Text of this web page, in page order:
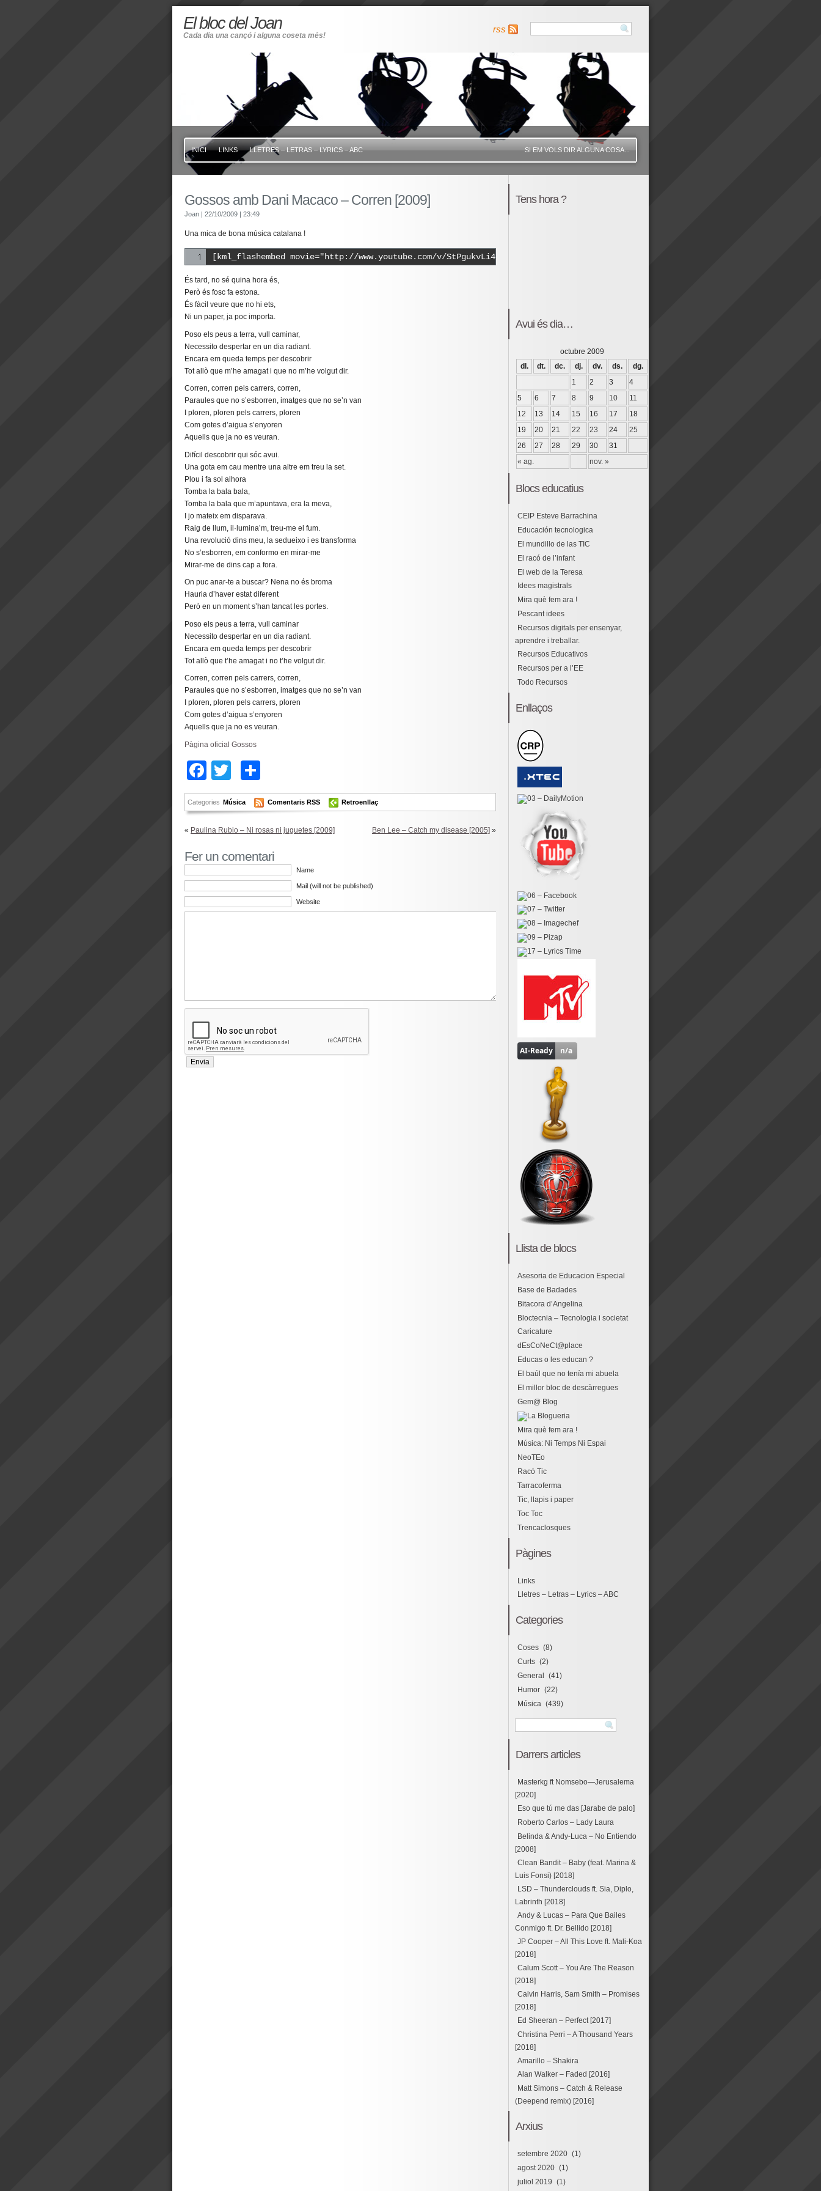
El bloc del Joan
Cada dia una cançó i alguna coseta més!
rss
INICI LINKS LLETRES – LETRAS – LYRICS – ABC SI EM VOLS DIR ALGUNA COSA...
Gossos amb Dani Macaco – Corren [2009]
Joan | 22/10/2009 | 23:49
Una mica de bona música catalana !
[kml_flashembed movie="http://www.youtube.com/v/StPgukvLi44" width="425" height="350" wmode="transparent" /]
És tard, no sé quina hora és,
Però és fosc fa estona.
És fàcil veure que no hi ets,
Ni un paper, ja poc importa.
Poso els peus a terra, vull caminar,
Necessito despertar en un dia radiant.
Encara em queda temps per descobrir
Tot allò que m’he amagat i que no m’he volgut dir.
Corren, corren pels carrers, corren,
Paraules que no s’esborren, imatges que no se’n van
I ploren, ploren pels carrers, ploren
Com gotes d’aigua s’enyoren
Aquells que ja no es veuran.
Difícil descobrir qui sóc avui.
Una gota em cau mentre una altre em treu la set.
Plou i fa sol alhora
Tomba la bala bala,
Tomba la bala que m’apuntava, era la meva,
I jo mateix em disparava.
Raig de llum, il·lumina’m, treu-me el fum.
Una revolució dins meu, la sedueixo i es transforma
No s’esborren, em conformo en mirar-me
Mirar-me de dins cap a fora.
On puc anar-te a buscar? Nena no és broma
Hauria d’haver estat diferent
Però en un moment s’han tancat les portes.
Poso els peus a terra, vull caminar
Necessito despertar en un dia radiant.
Encara em queda temps per descobrir
Tot allò que t’he amagat i no t’he volgut dir.
Corren, corren pels carrers, corren,
Paraules que no s’esborren, imatges que no se’n van
I ploren, ploren pels carrers, ploren
Com gotes d’aigua s’enyoren
Aquells que ja no es veuran.
Pàgina oficial Gossos
Facebook
Twitter
Categories Música Comentaris RSS Retroenllaç
« Paulina Rubio – Ni rosas ni juguetes [2009] Ben Lee – Catch my disease [2005] »
Fer un comentari
Name
Mail (will not be published)
Website
Tens hora ?
Avui és dia…
octubre 2009
dl.
dt. dc. dj. dv. ds. dg.
« ag. nov. »
1 2 3
4
5
6 7 8 9 10
11
12
13 14 15 16 17
18
19
20 21 22 23 24
25
26
27 28 29 30 31
Blocs educatius
CEIP Esteve Barrachina
Educación tecnologica
El mundillo de las TIC
El racó de l’infant
El web de la Teresa
Idees magistrals
Mira què fem ara !
Pescant idees
Recursos digitals per ensenyar,
aprendre i treballar.
Recursos Educativos
Recursos per a l’EE
Todo Recursos
Enllaços
Llista de blocs
Asesoria de Educacion Especial
Base de Badades
Bitacora d’Angelina
Bloctecnia – Tecnologia i societat
Caricature
dEsCoNeCt@place
Educas o les educan ?
El baúl que no tenía mi abuela
El millor bloc de descàrregues
Gem@ Blog
Mira què fem ara !
Música: Ni Temps Ni Espai
NeoTEo
Racó Tic
Tarracoferma
Tic, llapis i paper
Toc Toc
Trencaclosques
Pàgines
Links
Lletres – Letras – Lyrics – ABC
Categories
Coses (8)
Curts (2)
General
(41)
Humor (22)
Música (439)
Darrers articles
Masterkg ft Nomsebo—Jerusalema
[2020]
Eso que tú me das [Jarabe de palo]
Roberto Carlos – Lady Laura
Belinda & Andy-Luca – No Entiendo
[2008]
Clean Bandit – Baby (feat. Marina &
Luis Fonsi) [2018]
LSD – Thunderclouds ft. Sia, Diplo,
Labrinth [2018]
Andy & Lucas – Para Que Bailes
Conmigo ft. Dr. Bellido [2018]
JP Cooper – All This Love ft. Mali-Koa
[2018]
Calum Scott – You Are The Reason
[2018]
Calvin Harris, Sam Smith – Promises
[2018]
Ed Sheeran – Perfect [2017]
Christina Perri – A Thousand Years
[2018]
Amarillo – Shakira
Alan Walker – Faded [2016]
Matt Simons – Catch & Release
(Deepend remix) [2016]
Arxius
setembre 2020 (1)
agost 2020 (1)
juliol 2019 (1)